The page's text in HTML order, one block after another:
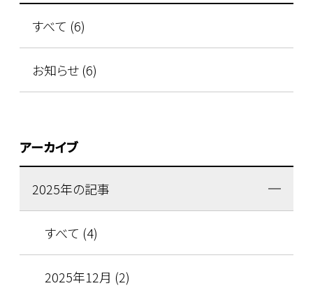
すべて (6)
お知らせ (6)
アーカイブ
2025年の記事
すべて (4)
2025年12月 (2)